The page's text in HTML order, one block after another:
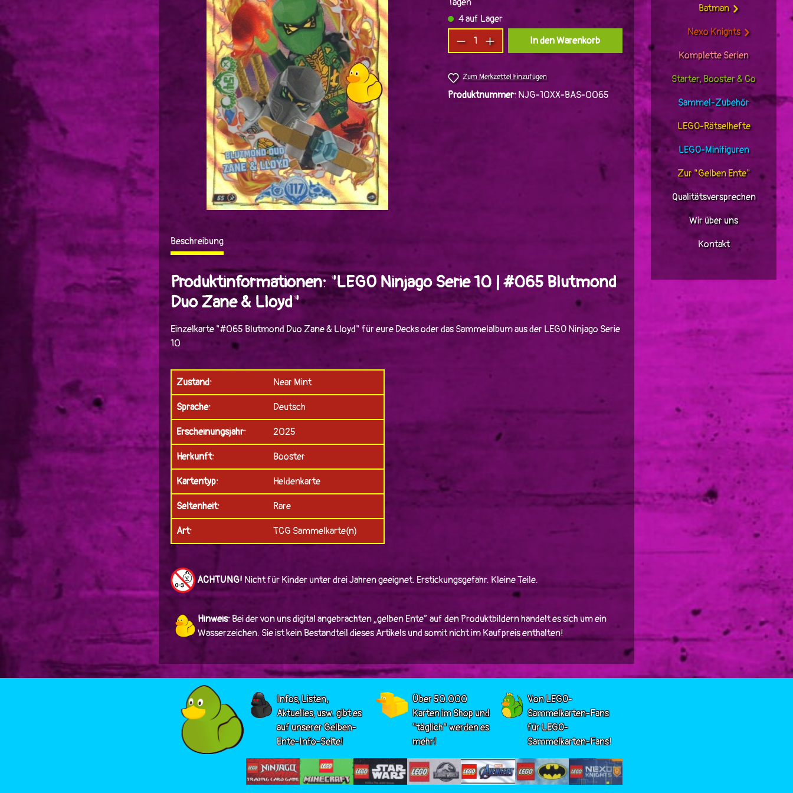
Batman
Nexo Knights
Komplette Serien
Starter, Booster & Co
Sammel-Zubehör
LEGO-Rätselhefte
LEGO-Minifiguren
Zur "Gelben Ente"
Qualitätsversprechen
Wir über uns
Kontakt
Tagen
4 auf Lager
Produkt Anzahl: Gib den gewünschten Wert ein oder
In den Warenkorb
Zum Merkzettel hinzufügen
Produktnummer: NJG-10XX-BAS-0065
Beschreibung
Produktinformationen: "LEGO Ninjago Serie 10 | #065 Blutmond
Duo Zane & Lloyd"
Einzelkarte "#065 Blutmond Duo Zane & Lloyd" für eure Decks oder das Sammelalbum aus der LEGO Ninjago Serie
10
Zustand: Near Mint
Sprache: Deutsch
Erscheinungsjahr: 2025
Herkunft: Booster
Kartentyp: Heldenkarte
Seltenheit: Rare
Art: TCG Sammelkarte(n)
ACHTUNG! Nicht für Kinder unter drei Jahren geeignet. Erstickungsgefahr. Kleine Teile.
Hinweis: Bei der von uns digital angebrachten „gelben Ente“ auf den Produktbildern handelt es sich um ein
Wasserzeichen. Sie ist kein Bestandteil dieses Artikels und somit nicht im Kaufpreis enthalten!
Infos, Listen,
Aktuelles, usw. gibt es
auf unserer Gelben-
Ente-Info-Seite!
Über 50.000
Karten im Shop und
"täglich" werden es
mehr!
Von LEGO-
Sammelkarten-Fans
für LEGO-
Sammelkarten-Fans!